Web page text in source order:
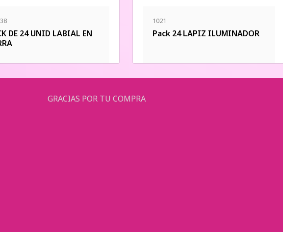
DE 24 UNID LABIAL EN
1021
Pack 24 LAPIZ ILUMINADOR
GRACIAS POR TU COMPRA